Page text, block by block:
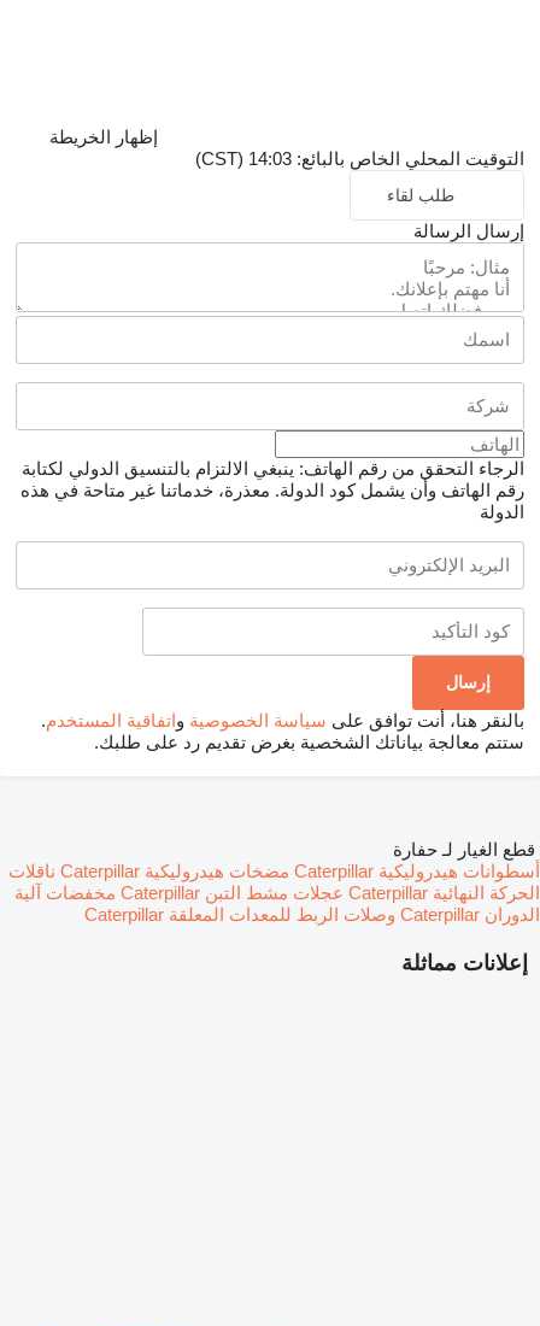
إظهار الخريطة
التوقيت المحلي الخاص بالبائع: 14:03 (CST)
طلب لقاء
إرسال الرسالة
الرجاء التحقق من رقم الهاتف: ينبغي الالتزام بالتنسيق الدولي لكتابة
رقم الهاتف وأن يشمل كود الدولة. معذرة، خدماتنا غير متاحة في هذه
الدولة
بالنقر هنا، أنت توافق على سياسة الخصوصية واتفاقية المستخدم.
ستتم معالجة بياناتك الشخصية بغرض تقديم رد على طلبك.
إعلانات مماثلة
قطع الغيار لـ حفارة
أسطوانات هيدروليكية Caterpillar
مضخات هيدروليكية Caterpillar
ناقلات
الحركة النهائية Caterpillar
عجلات مشط التبن Caterpillar
مخفضات آلية
الدوران Caterpillar
وصلات الربط للمعدات المعلقة Caterpillar